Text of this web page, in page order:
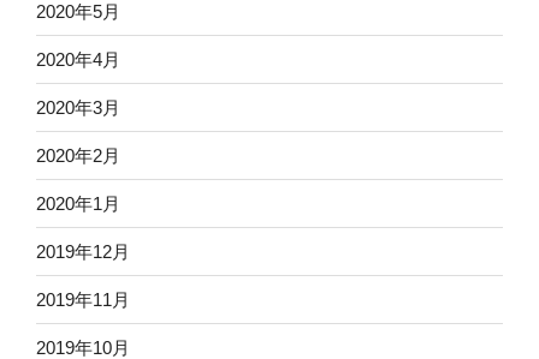
2020年5月
2020年4月
2020年3月
2020年2月
2020年1月
2019年12月
2019年11月
2019年10月